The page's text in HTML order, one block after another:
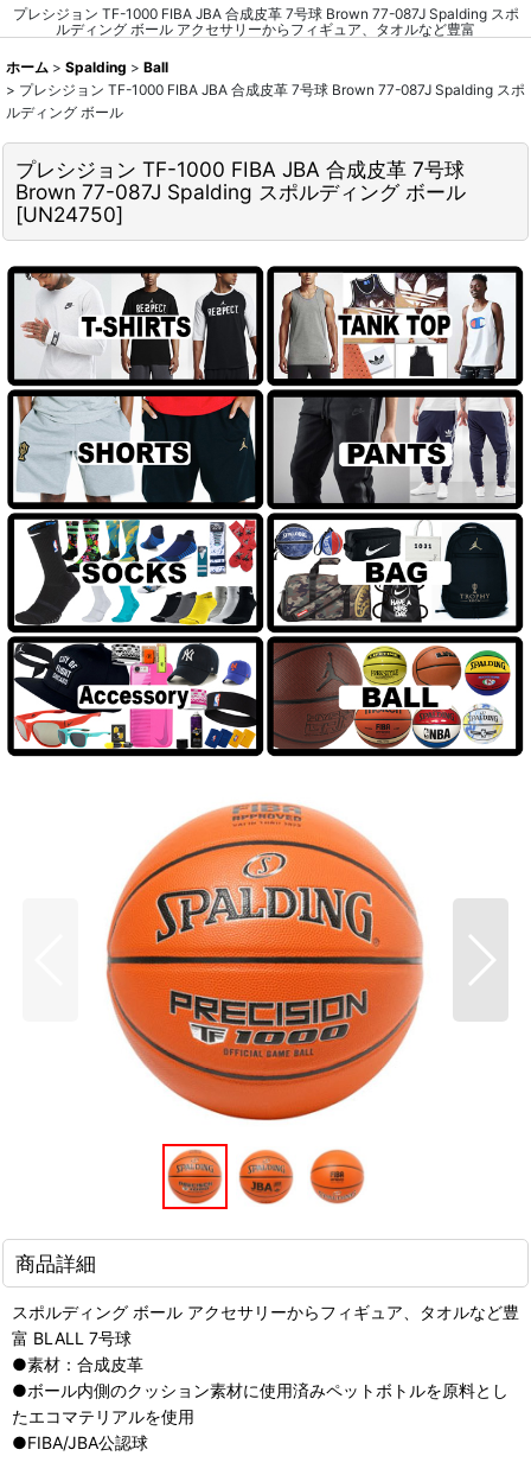
プレシジョン TF-1000 FIBA JBA 合成皮革 7号球 Brown 77-087J Spalding スポ
ルディング ボール アクセサリーからフィギュア、タオルなど豊富
ホーム > Spalding > Ball
> プレシジョン TF-1000 FIBA JBA 合成皮革 7号球 Brown 77-087J Spalding スポ
ルディング ボール
プレシジョン TF-1000 FIBA JBA 合成皮革 7号球
Brown 77-087J Spalding スポルディング ボール
[UN24750]
商品詳細
スポルディング ボール アクセサリーからフィギュア、タオルなど豊
富 BLALL 7号球
●素材：合成皮革
●ボール内側のクッション素材に使用済みペットボトルを原料とし
たエコマテリアルを使用
●FIBA/JBA公認球